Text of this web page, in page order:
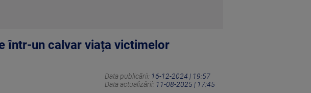
într-un calvar viața victimelor
Data publicării: 16-12-2024 | 19:57
Data actualizării: 11-08-2025 | 17:45